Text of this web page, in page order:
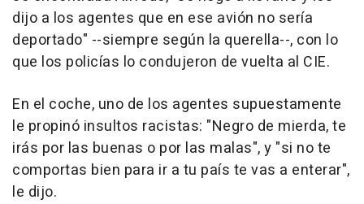
dijo a los agentes que en ese avión no sería
deportado" --siempre según la querella--, con lo
que los policías lo condujeron de vuelta al CIE.
En el coche, uno de los agentes supuestamente
le propinó insultos racistas: "Negro de mierda, te
irás por las buenas o por las malas", y "si no te
comportas bien para ir a tu país te vas a enterar",
le dijo.